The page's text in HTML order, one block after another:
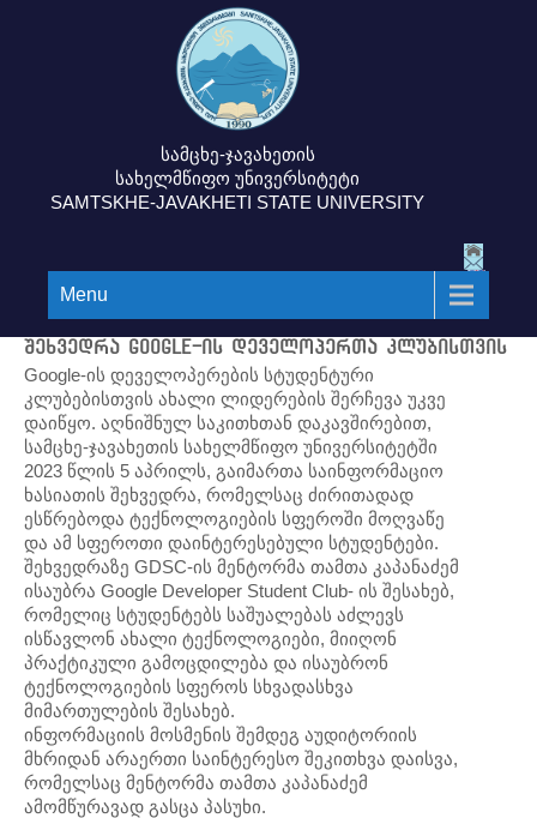
სამცხე-ჯავახეთის
სახელმწიფო უნივერსიტეტი
SAMTSKHE-JAVAKHETI STATE UNIVERSITY
Menu
შეხვედრა Google-ის დეველოპერთა კლუბისთვის
Google-ის დეველოპერების სტუდენტური
კლუბებისთვის ახალი ლიდერების შერჩევა უკვე
დაიწყო. აღნიშნულ საკითხთან დაკავშირებით,
სამცხე-ჯავახეთის სახელმწიფო უნივერსიტეტში
2023 წლის 5 აპრილს, გაიმართა საინფორმაციო
ხასიათის შეხვედრა, რომელსაც ძირითადად
ესწრებოდა ტექნოლოგიების სფეროში მოღვაწე
და ამ სფეროთი დაინტერესებული სტუდენტები.
შეხვედრაზე GDSC-ის მენტორმა თამთა კაპანაძემ
ისაუბრა Google Developer Student Club- ის შესახებ,
რომელიც სტუდენტებს საშუალებას აძლევს
ისწავლონ ახალი ტექნოლოგიები, მიიღონ
პრაქტიკული გამოცდილება და ისაუბრონ
ტექნოლოგიების სფეროს სხვადასხვა
მიმართულების შესახებ.
ინფორმაციის მოსმენის შემდეგ აუდიტორიის
მხრიდან არაერთი საინტერესო შეკითხვა დაისვა,
რომელსაც მენტორმა თამთა კაპანაძემ
ამომწურავად გასცა პასუხი.